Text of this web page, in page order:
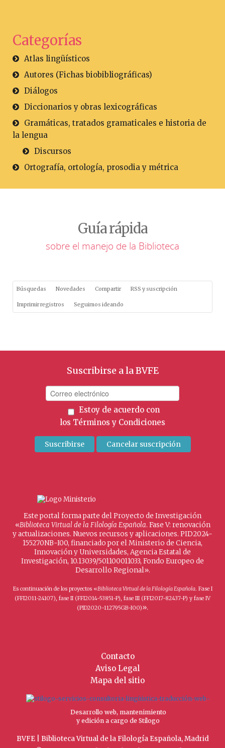
Categorías
Atlas lingüísticos
Autores (Fichas biobibliográficas)
Diálogos
Diccionarios y obras lexicográficas
Gramáticas, tratados gramaticales e historia de
la lengua
Discursos
Ortografía, ortología, prosodia y métrica
Guía rápida
sobre el manejo de la Biblioteca
Búsquedas Novedades Compartir RSS y suscripción
Imprimir registros Seguimos ideando
Suscribirse a la BVFE
Estoy de acuerdo con
los Términos y Condiciones
Este portal forma parte del Proyecto de Investigación
«Biblioteca Virtual de la Filología Española. Fase V: renovación
y actualizaciones. Nuevos recursos y aplicaciones. PID2024-
155270NB-I00, financiado por el Ministerio de Ciencia,
Innovación y Universidades, Agencia Estatal de
Investigación, 10.13039/501100011033, Fondo Europeo de
Desarrollo Regional».
Es continuación de los proyectos «Biblioteca Virtual de la Filología Española. Fase I
(FFI2011-24107), fase II (FFI2014-53851-P), fase III (FFI2017-82437-P) y fase IV
(PID2020-112795GB-I00)».
Contacto
Aviso Legal
Mapa del sitio
Desarrollo web, mantenimiento
y edición a cargo de Stílogo
BVFE | Biblioteca Virtual de la Filología Española, Madrid